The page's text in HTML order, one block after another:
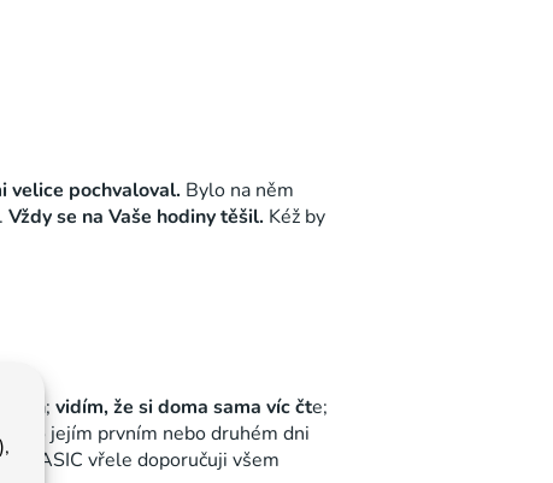
velice pochvaloval. Bylo na něm
Vždy se na Vaše hodiny těšil. Kéž by
vidím, že si doma sama víc čte;
– po jejím prvním nebo druhém dni
BASIC vřele doporučuji všem